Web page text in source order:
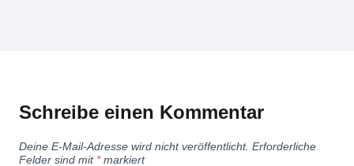
Schreibe einen Kommentar
Deine E-Mail-Adresse wird nicht veröffentlicht. Erforderliche
Felder sind mit *markiert